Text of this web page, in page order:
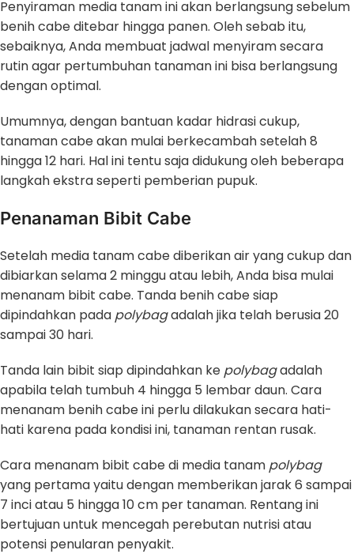
Penyiraman media tanam ini akan berlangsung sebelum
benih cabe ditebar hingga panen. Oleh sebab itu,
sebaiknya, Anda membuat jadwal menyiram secara
rutin agar pertumbuhan tanaman ini bisa berlangsung
dengan optimal.
Umumnya, dengan bantuan kadar hidrasi cukup,
tanaman cabe akan mulai berkecambah setelah 8
hingga 12 hari. Hal ini tentu saja didukung oleh beberapa
langkah ekstra seperti pemberian pupuk.
Penanaman Bibit Cabe
Setelah media tanam cabe diberikan air yang cukup dan
dibiarkan selama 2 minggu atau lebih, Anda bisa mulai
menanam bibit cabe. Tanda benih cabe siap
dipindahkan pada polybagadalah jika telah berusia 20
sampai 30 hari.
Tanda lain bibit siap dipindahkan ke polybagadalah
apabila telah tumbuh 4 hingga 5 lembar daun. Cara
menanam benih cabe ini perlu dilakukan secara hati-
hati karena pada kondisi ini, tanaman rentan rusak.
Cara menanam bibit cabe di media tanam polybag
yang pertama yaitu dengan memberikan jarak 6 sampai
7 inci atau 5 hingga 10 cm per tanaman. Rentang ini
bertujuan untuk mencegah perebutan nutrisi atau
potensi penularan penyakit.